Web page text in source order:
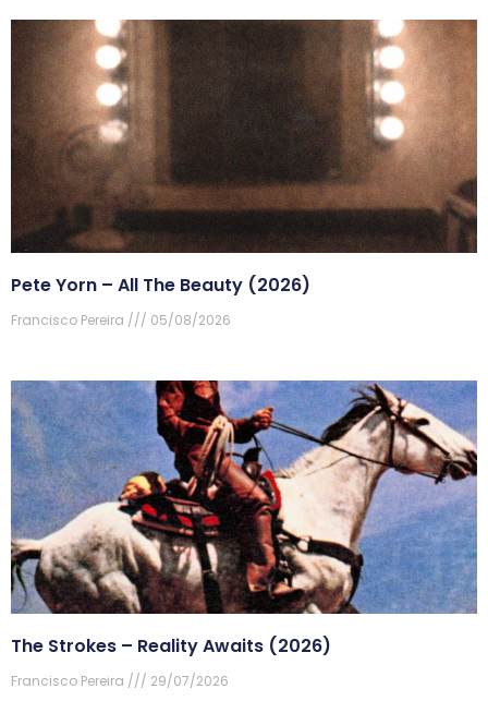
Pete Yorn – All The Beauty (2026)
Francisco Pereira 05/08/2026
The Strokes – Reality Awaits (2026)
Francisco Pereira 29/07/2026